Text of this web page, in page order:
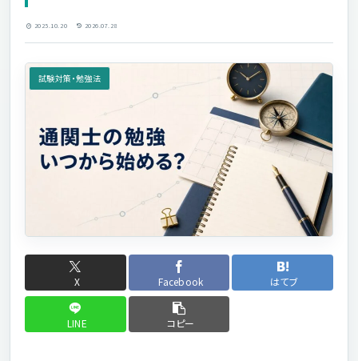
試験対策・勉強法
X Facebook はてブ
LINE コピー
2025.10.20 2026.07.28